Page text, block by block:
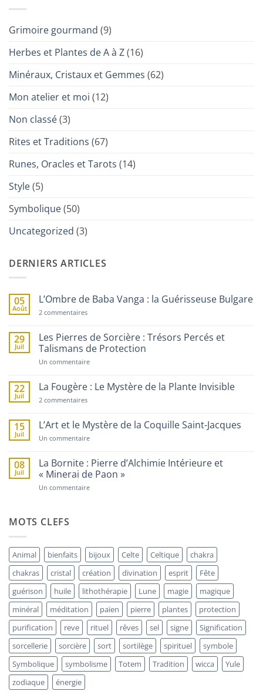
Grimoire gourmand (9)
Herbes et Plantes de A à Z(16)
Minéraux, Cristaux et Gemmes (62)
Mon atelier et moi (12)
Non classé(3)
Rites et Traditions (67)
Runes, Oracles et Tarots (14)
Style(5)
Symbolique(50)
Uncategorized (3)
DERNIERS ARTICLES
05
Août
L’Ombre de Baba Vanga : la Guérisseuse Bulgare
2 commentairessur
Baba
Vanga
:
Guérisseuse
29
Juil
Les Pierres de Sorcière : Trésors Percés et
Talismans de Protection
Un commentairesur
de
Sorcière
et
Talismans
de
22
Juil
La Fougère : Le Mystère de la Plante Invisible
2 commentairessur
:
Le
Mystère
Plante
Invisible
15
Juil
L’Art et le Mystère de la Coquille Saint-Jacques
Un commentairesur
le
Mystère
de
Coquille
08
Juil
La Bornite : Pierre d’Alchimie Intérieure et
« Minerai de Paon »
Un commentairesur
« Minerai
de
Paon »
MOTS CLEFS
Animal bienfaits bijoux Celte Celtique
chakra
chakras
cristal création divination esprit
Fête
guérison
huile lithothérapie Lune magie
magique
minéral
méditation païen pierre plantes
protection
purification
reve rituel rêves sel signe
Signification
sorcellerie
sorcière sort sortilège spirituel
symbole
Symbolique
symbolisme Totem Tradition wicca
Yule
zodiaque
énergie